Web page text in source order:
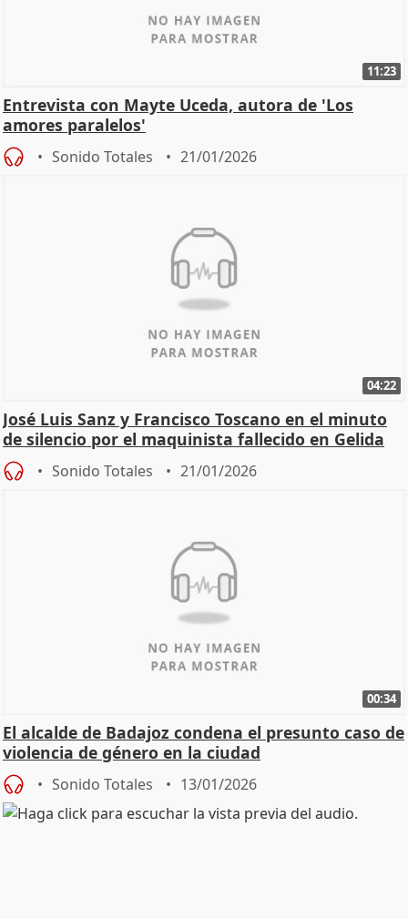
11:23
Entrevista con Mayte Uceda, autora de 'Los
amores paralelos'
Sonido Totales 21/01/2026
04:22
José Luis Sanz y Francisco Toscano en el minuto
de silencio por el maquinista fallecido en Gelida
Sonido Totales 21/01/2026
00:34
El alcalde de Badajoz condena el presunto caso de
violencia de género en la ciudad
Sonido Totales 13/01/2026